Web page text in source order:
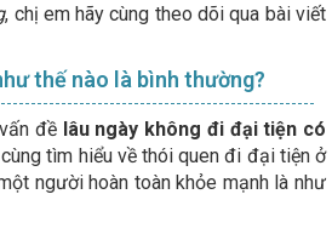
, chị em hãy cùng theo dõi qua bài viết
thế nào là bình thường?
đề lâu ngày không đi đại tiện có
tìm hiểu về thói quen đi đại tiện ở
người hoàn toàn khỏe mạnh là như